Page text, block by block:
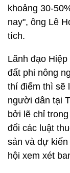
khoảng 30-
nay", ông Lê
tích.
Lãnh đạo
đất phi nông
thí điểm thì sẽ
người dân tại
bởi lẽ chỉ
đổi các luật
sản và dự
hội xem xét